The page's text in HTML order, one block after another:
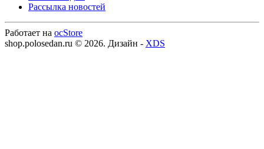
Рассылка новостей
Работает на ocStore
shop.polosedan.ru © 2026. Дизайн - XDS